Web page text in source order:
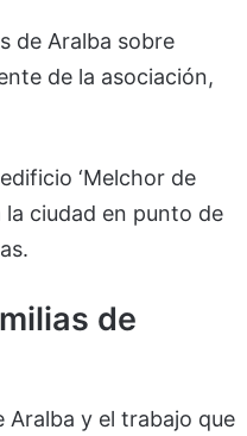
de Aralba sobre
de la asociación,
‘Melchor de
ciudad en punto de
de
y el trabajo que